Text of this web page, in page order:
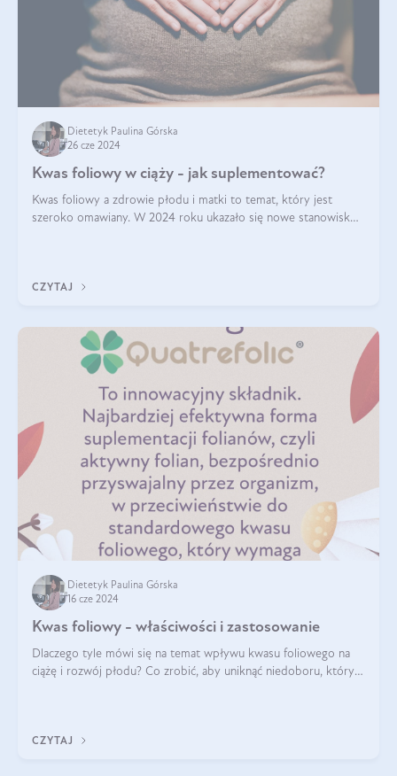
Dietetyk Paulina Górska
26 cze 2024
Kwas foliowy w ciąży - jak suplementować?
Kwas foliowy a zdrowie płodu i matki to temat, który jest
szeroko omawiany. W 2024 roku ukazało się nowe stanowisko
CZYTAJ
Dietetyk Paulina Górska
16 cze 2024
Kwas foliowy - właściwości i zastosowanie
Dlaczego tyle mówi się na temat wpływu kwasu foliowego na
ciążę i rozwój płodu? Co zrobić, aby uniknąć niedoboru, który
CZYTAJ